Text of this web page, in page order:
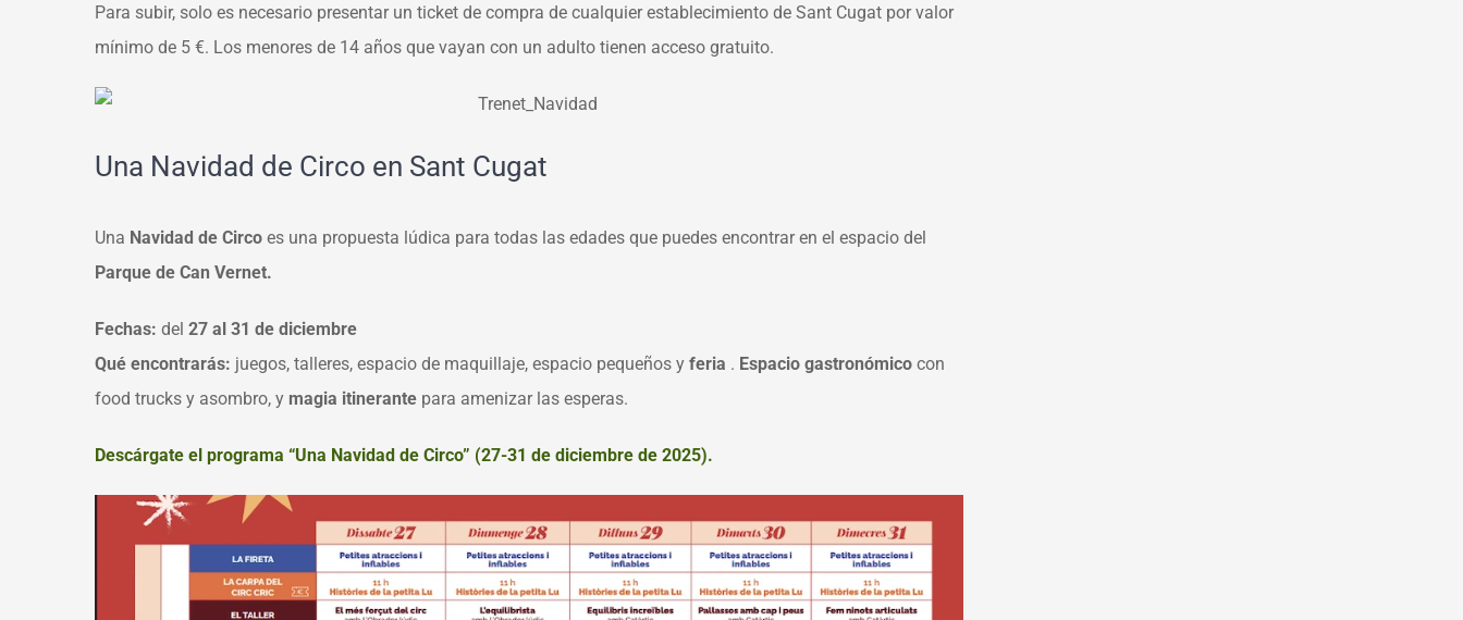
Para subir, solo es necesario presentar un ticket de compra de cualquier establecimiento de Sant Cugat por valor
mínimo de 5 €. Los menores de 14 años que vayan con un adulto tienen acceso gratuito.
Una Navidad de Circo en Sant Cugat
Una Navidad de Circo es una propuesta lúdica para todas las edades que puedes encontrar en el espacio del
Parque de Can Vernet.
Fechas: del 27 al 31 de diciembre
Qué encontrarás: juegos, talleres, espacio de maquillaje, espacio pequeños y feria . Espacio gastronómico con
food trucks y asombro, y magia itinerante para amenizar las esperas.
Descárgate el programa “Una Navidad de Circo” (27-31 de diciembre de 2025).